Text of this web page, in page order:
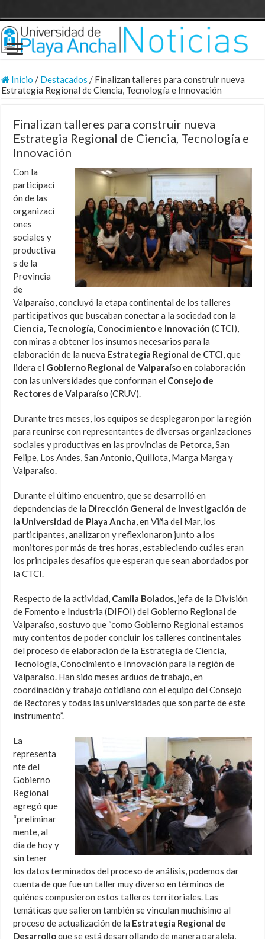
Inicio / Destacados / Finalizan talleres para construir nueva
Estrategia Regional de Ciencia, Tecnología e Innovación
Finalizan talleres para construir nueva
Estrategia Regional de Ciencia, Tecnología e
Innovación
Con la
participaci
ón de las
organizaci
ones
sociales y
productiva
s de la
Provincia
de
Valparaíso, concluyó la etapa continental de los talleres
participativos que buscaban conectar a la sociedad con la
Ciencia, Tecnología, Conocimiento e Innovación (CTCI),
con miras a obtener los insumos necesarios para la
elaboración de la nueva Estrategia Regional de CTCI, que
lidera el Gobierno Regional de Valparaísoen colaboración
con las universidades que conforman el Consejo de
Rectores de Valparaíso(CRUV).
Durante tres meses, los equipos se desplegaron por la región
para reunirse con representantes de diversas organizaciones
sociales y productivas en las provincias de Petorca, San
Felipe, Los Andes, San Antonio, Quillota, Marga Marga y
Valparaíso.
Durante el último encuentro, que se desarrolló en
dependencias de la Dirección General de Investigación de
la Universidad de Playa Ancha, en Viña del Mar, los
participantes, analizaron y reflexionaron junto a los
monitores por más de tres horas, estableciendo cuáles eran
los principales desafíos que esperan que sean abordados por
la CTCI.
Respecto de la actividad, Camila Bolados, jefa de la División
de Fomento e Industria (DIFOI) del Gobierno Regional de
Valparaíso, sostuvo que “como Gobierno Regional estamos
muy contentos de poder concluir los talleres continentales
del proceso de elaboración de la Estrategia de Ciencia,
Tecnología, Conocimiento e Innovación para la región de
Valparaíso. Han sido meses arduos de trabajo, en
coordinación y trabajo cotidiano con el equipo del Consejo
de Rectores y todas las universidades que son parte de este
instrumento”.
La
representa
nte del
Gobierno
Regional
agregó que
“preliminar
mente, al
día de hoy y
sin tener
los datos terminados del proceso de análisis, podemos dar
cuenta de que fue un taller muy diverso en términos de
quiénes compusieron estos talleres territoriales. Las
temáticas que salieron también se vinculan muchísimo al
proceso de actualización de la Estrategia Regional de
Desarrolloque se está desarrollando de manera paralela,